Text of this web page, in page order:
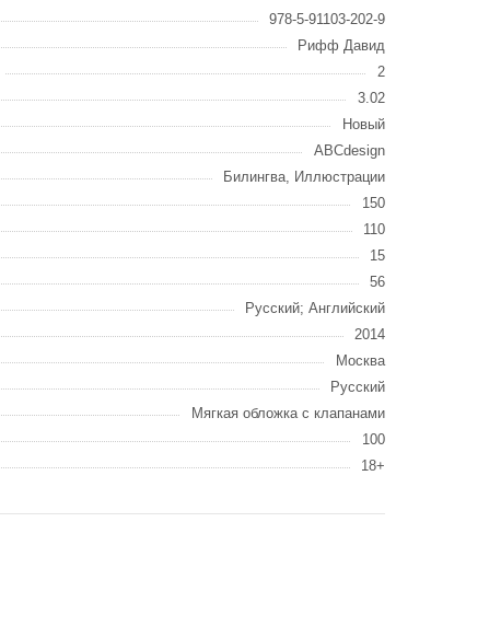
978-5-91103-202-9
Рифф Давид
2
3.02
Новый
ABCdesign
Билингва, Иллюстрации
150
110
15
56
Русский; Английский
2014
Москва
Русский
Мягкая обложка с клапанами
100
18+